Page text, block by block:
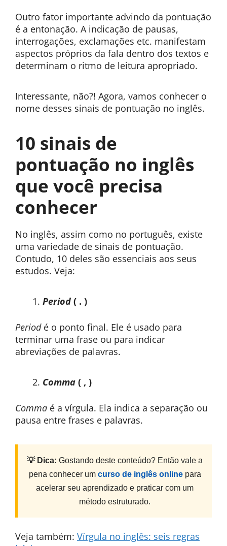
Outro fator importante advindo da pontuação
é a entonação. A indicação de pausas,
interrogações, exclamações etc. manifestam
aspectos próprios da fala dentro dos textos e
determinam o ritmo de leitura apropriado.
Interessante, não?! Agora, vamos conhecer o
nome desses sinais de pontuação no inglês.
10 sinais de
pontuação no inglês
que você precisa
conhecer
No inglês, assim como no português, existe
uma variedade de sinais de pontuação.
Contudo, 10 deles são essenciais aos seus
estudos. Veja:
Period ( . )
Periodé o ponto final. Ele é usado para
terminar uma frase ou para indicar
abreviações de palavras.
Comma ( , )
Comma é a vírgula. Ela indica a separação ou
pausa entre frases e palavras.
💡 Dica: Gostando deste conteúdo? Então vale a
pena conhecer um curso de inglês onlinepara
acelerar seu aprendizado e praticar com um
método estruturado.
Veja também: Vírgula no inglês: seis regras